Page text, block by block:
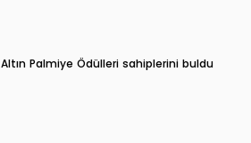
Altın Palmiye Ödülleri sahiplerini buldu